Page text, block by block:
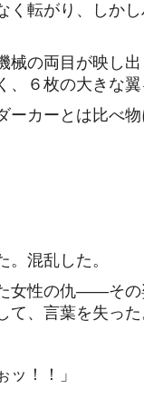
転がり、しか
の両目が映し
６枚の大きな翼
カーとは比べ
混乱した。
女性の仇――その
て、言葉を失っ
！！」